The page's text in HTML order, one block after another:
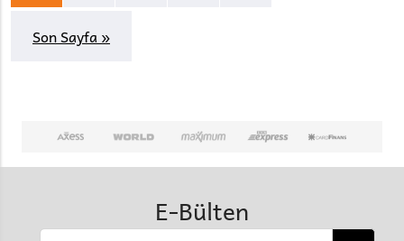
Son Sayfa »
E-Bülten